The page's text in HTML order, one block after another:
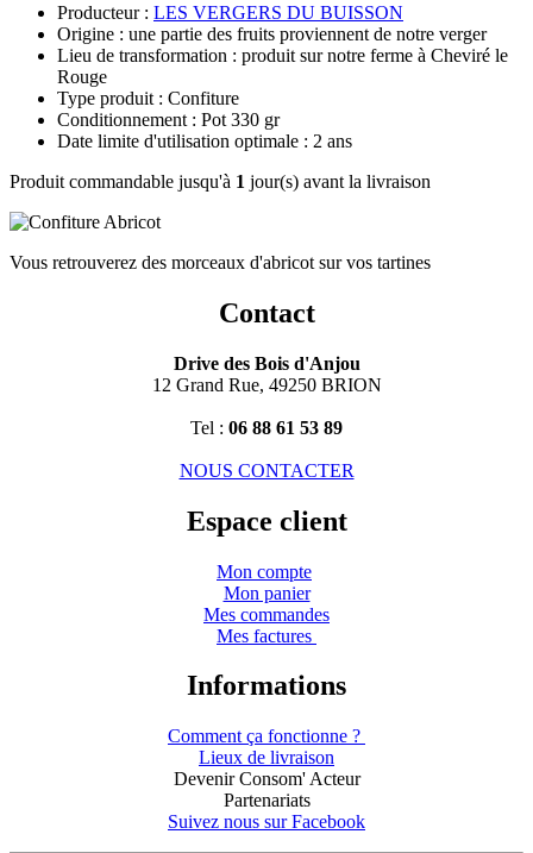
Producteur : LES VERGERS DU BUISSON
Origine : une partie des fruits proviennent de notre verger
Lieu de transformation : produit sur notre ferme à Cheviré le
Rouge
Type produit : Confiture
Conditionnement : Pot 330 gr
Date limite d'utilisation optimale : 2 ans
Produit commandable jusqu'à 1 jour(s) avant la livraison
Vous retrouverez des morceaux d'abricot sur vos tartines
Contact
Drive des Bois d'Anjou
12 Grand Rue, 49250 BRION
Tel : 06 88 61 53 89
NOUS CONTACTER
Espace client
Mon compte
Mon panier
Mes commandes
Mes factures
Informations
Comment ça fonctionne ?
Lieux de livraison
Devenir Consom' Acteur
Partenariats
Suivez nous sur Facebook